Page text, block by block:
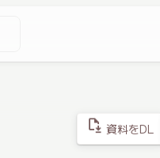
file_save 資料をDL